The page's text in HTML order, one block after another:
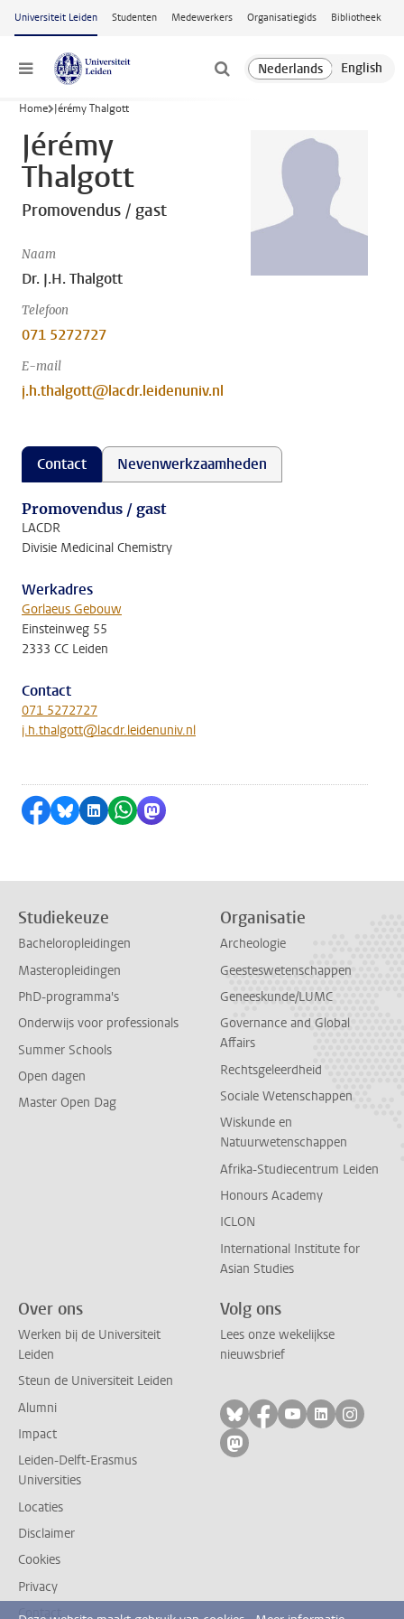
Ga naar hoofdinhoud
Universiteit Leiden Studenten Medewerkers Organisatiegids Bibliotheek
Menu
Home Jérémy Thalgott
Jérémy
Thalgott
Promovendus / gast
Naam
Dr. J.H. Thalgott
Telefoon
071 5272727
E-mail
j.h.thalgott@lacdr.leidenuniv.nl
Contact Nevenwerkzaamheden
Promovendus / gast
LACDR
Divisie Medicinal Chemistry
Werkadres
Gorlaeus Gebouw
Einsteinweg 55
2333 CC Leiden
Contact
071 5272727
j.h.thalgott@lacdr.leidenuniv.nl
Delen op Facebook
Delen via Bluesky
Delen op LinkedIn
Delen via WhatsApp
Delen via Mastodon
Studiekeuze
Bacheloropleidingen
Masteropleidingen
PhD-programma's
Onderwijs voor professionals
Summer Schools
Open dagen
Master Open Dag
Organisatie
Archeologie
Geesteswetenschappen
Geneeskunde/LUMC
Governance and Global
Affairs
Rechtsgeleerdheid
Sociale Wetenschappen
Wiskunde en
Natuurwetenschappen
Afrika-Studiecentrum Leiden
Honours Academy
ICLON
International Institute for
Asian Studies
Over ons
Werken bij de Universiteit
Leiden
Steun de Universiteit Leiden
Alumni
Impact
Leiden-Delft-Erasmus
Universities
Locaties
Disclaimer
Cookies
Privacy
Contact
Volg ons
Lees onze wekelijkse
nieuwsbrief
Volg ons op bluesky
Volg ons op
Volg ons op
Volg ons
Volg
Volg ons op mastodon